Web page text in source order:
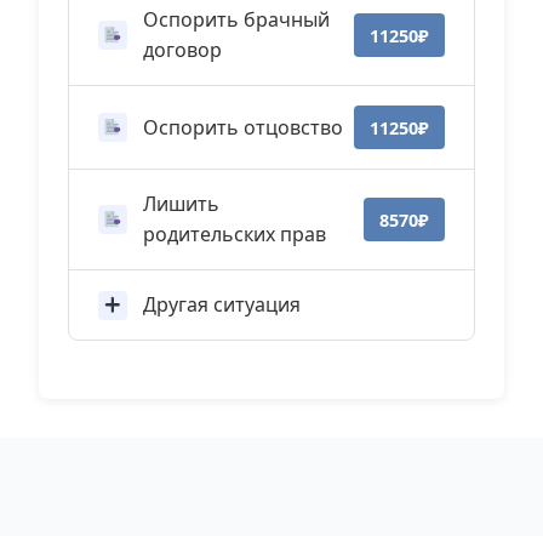
Оспорить брачный
договор
11250₽
Оспорить отцовство 11250₽
Лишить
родительских прав
8570₽
Другая ситуация